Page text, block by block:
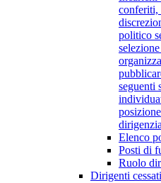
politico
seguenti
Elenco
Posti di
Ruolo
Dirigenti cessati